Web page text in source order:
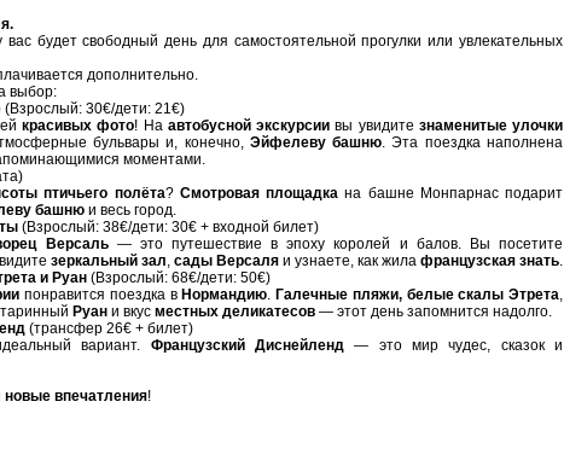
вас будет свободный день для самостоятельной прогулки или увлекательных
дополнительно.
выбор:
(Взрослый: 30€/дети: 21€)
красивых фото! На автобусной экскурсии вы увидите знаменитые улочки
бульвары и, конечно, Эйфелеву башню. Эта поездка наполнена
моментами.
птичьего полёта? Смотровая площадкана башне Монпарнас подарит
башню и весь город.
(Взрослый: 38€/дети: 30€ + входной билет)
Версаль— это путешествие в эпоху королей и балов. Вы посетите
зеркальный зал, сады Версаля и узнаете, как жила французская знать.
и Руан (Взрослый: 68€/дети: 50€)
понравится поездка в Нормандию. Галечные пляжи, белые скалы Этрета,
Руан и вкус местных деликатесов — этот день запомнится надолго.
(трансфер 26€ + билет)
вариант. Французский Диснейленд— это мир чудес, сказок и
новые впечатления!